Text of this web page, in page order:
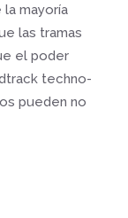
mayoría
las tramas
el poder
techno-
pueden no